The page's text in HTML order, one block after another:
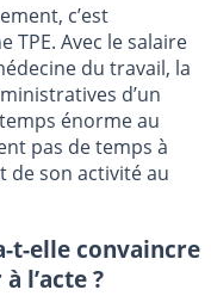
c’est
Avec le salaire
du travail, la
d’un
énorme au
pas de temps à
de son activité au
t-elle convaincre
l’acte ?